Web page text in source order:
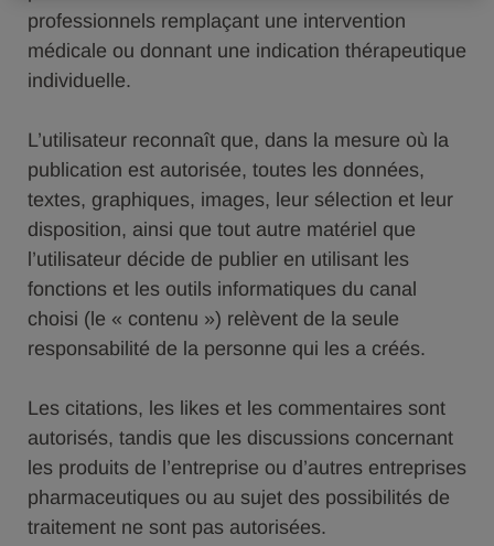
professionnels remplaçant une intervention
médicale ou donnant une indication thérapeutique
individuelle.
L’utilisateur reconnaît que, dans la mesure où la
publication est autorisée, toutes les données,
textes, graphiques, images, leur sélection et leur
disposition, ainsi que tout autre matériel que
l’utilisateur décide de publier en utilisant les
fonctions et les outils informatiques du canal
choisi (le « contenu ») relèvent de la seule
responsabilité de la personne qui les a créés.
Les citations, les likes et les commentaires sont
autorisés, tandis que les discussions concernant
les produits de l’entreprise ou d’autres entreprises
pharmaceutiques ou au sujet des possibilités de
traitement ne sont pas autorisées.